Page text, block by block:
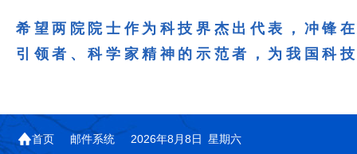
希望两院院士作为科技界杰出代表，冲锋
引领者、科学家精神的示范者，为我国科
首页 邮件系统 2026年8月8日 星期六